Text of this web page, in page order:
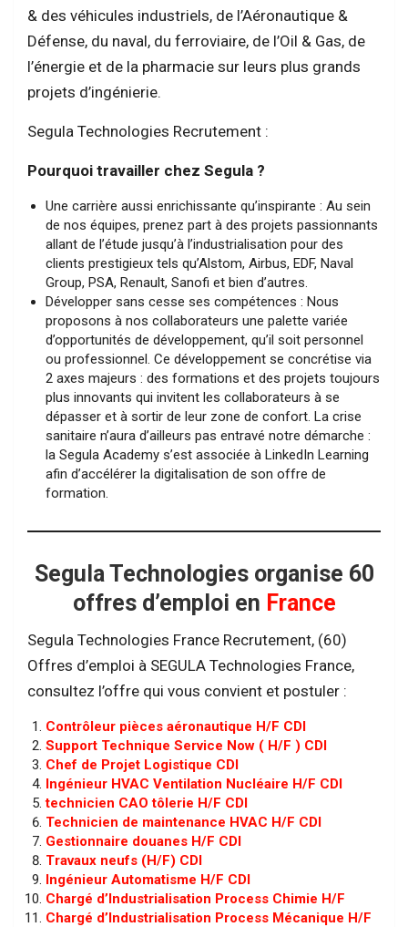
& des véhicules industriels, de l’Aéronautique &
Défense, du naval, du ferroviaire, de l’Oil & Gas, de
l’énergie et de la pharmacie sur leurs plus grands
projets d’ingénierie.
Segula Technologies Recrutement :
Pourquoi travailler chez Segula ?
Une carrière aussi enrichissante qu’inspirante : Au sein
de nos équipes, prenez part à des projets passionnants
allant de l’étude jusqu’à l’industrialisation pour des
clients prestigieux tels qu’Alstom, Airbus, EDF, Naval
Group, PSA, Renault, Sanofi et bien d’autres.
Développer sans cesse ses compétences : Nous
proposons à nos collaborateurs une palette variée
d’opportunités de développement, qu’il soit personnel
ou professionnel. Ce développement se concrétise via
2 axes majeurs : des formations et des projets toujours
plus innovants qui invitent les collaborateurs à se
dépasser et à sortir de leur zone de confort. La crise
sanitaire n’aura d’ailleurs pas entravé notre démarche :
la Segula Academy s’est associée à LinkedIn Learning
afin d’accélérer la digitalisation de son offre de
formation.
Segula Technologies organise 60
offres d’emploi en France
Segula Technologies France Recrutement, (60)
Offres d’emploi à SEGULA Technologies France,
consultez l’offre qui vous convient et postuler :
Contrôleur pièces aéronautique H/F CDI
Support Technique Service Now ( H/F ) CDI
Chef de Projet Logistique CDI
Ingénieur HVAC Ventilation Nucléaire H/F CDI
technicien CAO tôlerie H/F CDI
Technicien de maintenance HVAC H/F CDI
Gestionnaire douanes H/F CDI
Travaux neufs (H/F) CDI
Ingénieur Automatisme H/F CDI
Chargé d’Industrialisation Process Chimie H/F
Chargé d’Industrialisation Process Mécanique H/F